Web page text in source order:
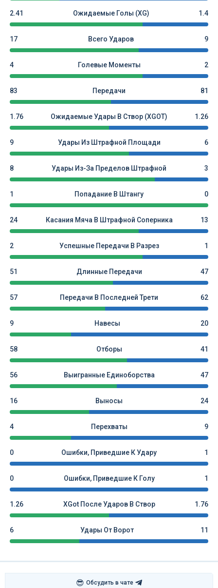
2.41 Ожидаемые Голы (xG) 1.4
17 Всего Ударов 9
4 Голевые Моменты 2
83 Передачи 81
1.76 Ожидаемые Удары В Створ (xGOT) 1.26
9 Удары Из Штрафной Площади 6
8 Удары Из-За Пределов Штрафной 3
1 Попадание В Штангу 0
24 Касания Мяча В Штрафной Соперника 13
2 Успешные Передачи В Разрез 1
51 Длинные Передачи 47
57 Передачи В Последней Трети 62
9 Навесы 20
58 Отборы 41
56 Выигранные Единоборства 47
16 Выносы 24
4 Перехваты 9
0 Ошибки, Приведшие К Удару 1
0 Ошибки, Приведшие К Голу 1
1.26 XGot После Ударов В Створ 1.76
6 Удары От Ворот 11
😎 Обсудить в чате